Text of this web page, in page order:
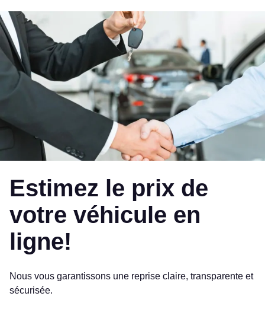
Estimez le prix de
votre véhicule en
ligne!
Nous vous garantissons une reprise claire, transparente et
sécurisée.